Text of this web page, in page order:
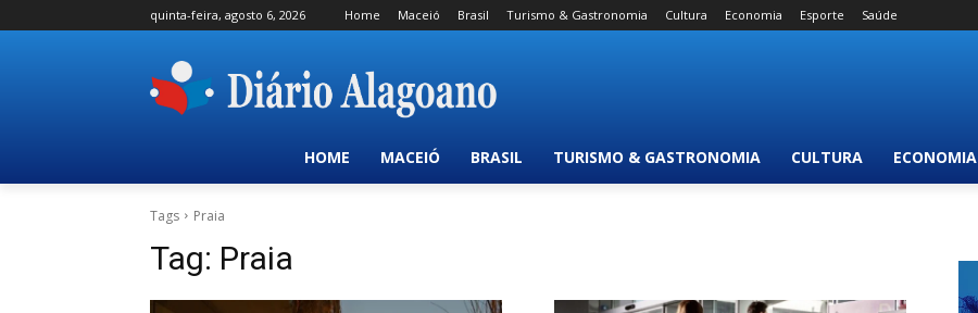
quinta-feira, agosto 6, 2026 Home Maceió Brasil Turismo & Gastronomia Cultura Economia Esporte Saúde
HOME MACEIÓ BRASIL TURISMO & GASTRONOMIA CULTURA ECONOMIA
Tags Praia
Tag: Praia